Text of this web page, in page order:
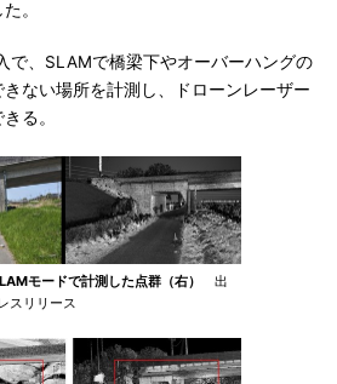
。
、SLAMで橋梁下やオーバーハングの
ない場所を計測し、ドローンレーザー
る。
モードで計測した点群（右）
出
スリリース